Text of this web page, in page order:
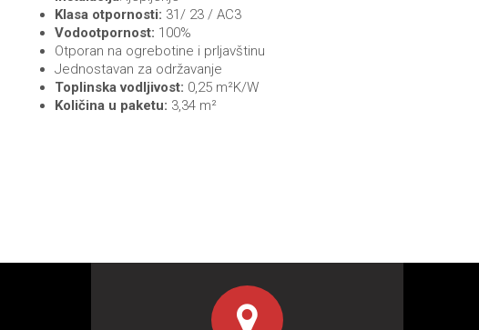
Klasa otpornosti: 31/ 23 / AC3
Vodootpornost: 100%
Otporan na ogrebotine i prljavštinu
Jednostavan za održavanje
Toplinska vodljivost: 0,25 m²K/W
Količina u paketu: 3,34 m²